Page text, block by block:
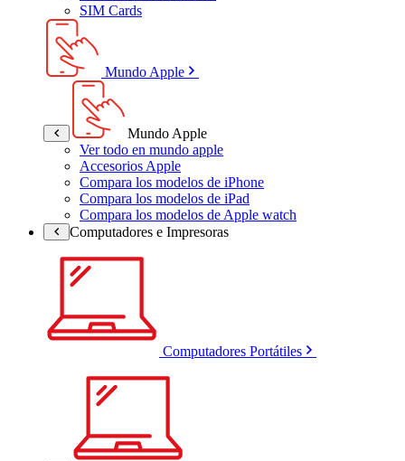
SIM Cards
Mundo Apple
Mundo Apple
Ver todo en mundo apple
Accesorios Apple
Compara los modelos de iPhone
Compara los modelos de iPad
Compara los modelos de Apple watch
Computadores e Impresoras
Computadores Portátiles